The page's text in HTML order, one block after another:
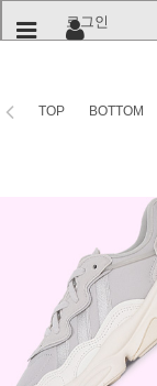
로그인
TOP BOTTOM